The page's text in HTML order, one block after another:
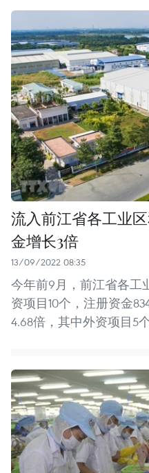
流入前江省各工业
金增长3倍
13/09/2022 08:35
今年前9月，前江省各工
资项目10个，注册资金
4.68倍，其中外资项目5个